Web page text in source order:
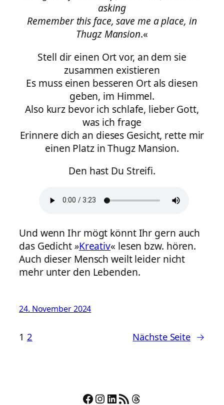
asking
Remember this face, save me a place, in
Thugz Mansion.«
Stell dir einen Ort vor, an dem sie
zusammen existieren
Es muss einen besseren Ort als diesen
geben, im Himmel.
Also kurz bevor ich schlafe, lieber Gott,
was ich frage
Erinnere dich an dieses Gesicht, rette mir
einen Platz in Thugz Mansion.
Den hast Du Streifi.
Und wenn Ihr mögt könnt Ihr gern auch
das Gedicht»Kreativ« lesen bzw. hören.
Auch dieser Mensch weilt leider nicht
mehr unter den Lebenden.
24. November 2024
1 2 Nächste Seite →
Facebook
Instagram
LinkedIn
RSS-FeedThreads